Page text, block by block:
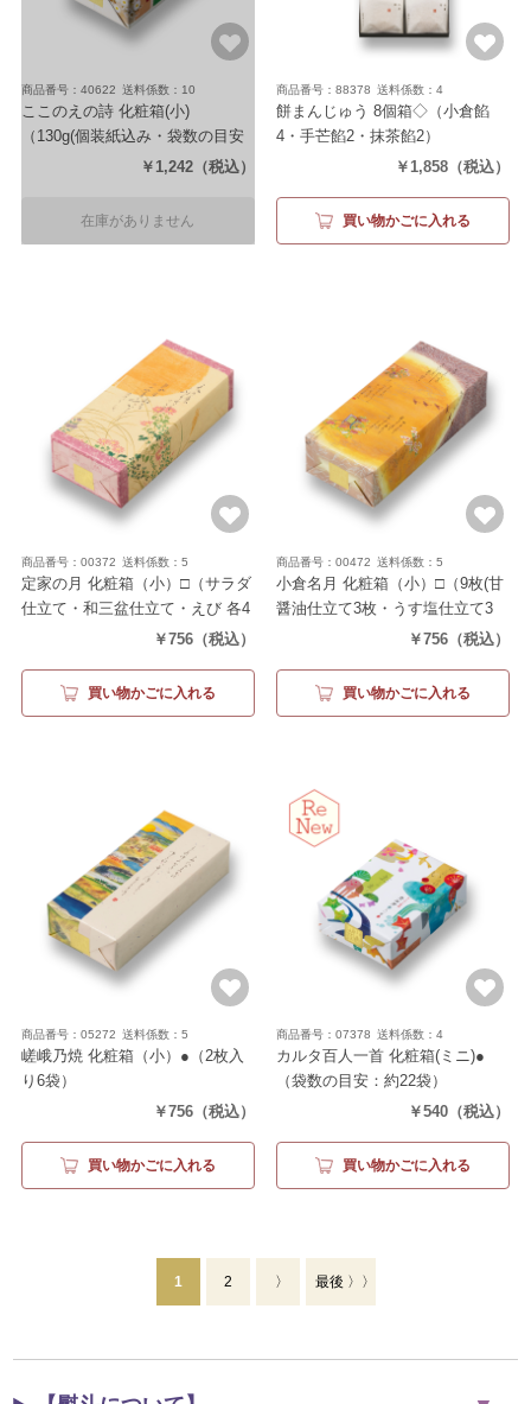
商品番号：40622 送料係数：10
ここのえの詩 化粧箱(小)
（130g(個装紙込み・袋数の目安
￥1,242 （税込）
在庫がありません
商品番号：88378 送料係数：4
餅まんじゅう 8個箱◇（小倉餡
4・手芒餡2・抹茶餡2）
￥1,858 （税込）
買い物かごに入れる
商品番号：00372 送料係数：5
定家の月 化粧箱（小）□（サラダ
仕立て・和三盆仕立て・えび 各4
￥756 （税込）
買い物かごに入れる
商品番号：00472 送料係数：5
小倉名月 化粧箱（小）□（9枚(甘
醤油仕立て3枚・うす塩仕立て3
枚・カレー仕立て3枚)）
￥756 （税込）
買い物かごに入れる
商品番号：05272 送料係数：5
嵯峨乃焼 化粧箱（小）● （2枚入
り6袋）
￥756 （税込）
買い物かごに入れる
商品番号：07378 送料係数：4
カルタ百人一首 化粧箱(ミニ)●
（袋数の目安：約22袋）
￥540 （税込）
買い物かごに入れる
1 2 〉 最後 〉〉